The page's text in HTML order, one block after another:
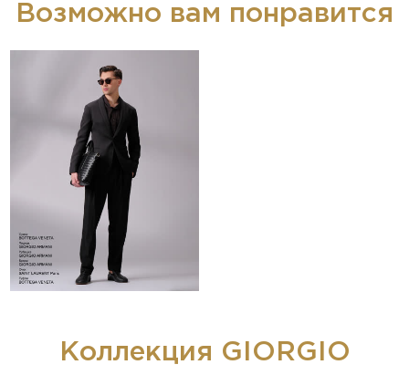
Возможно вам понравится
Коллекция GIORGIO